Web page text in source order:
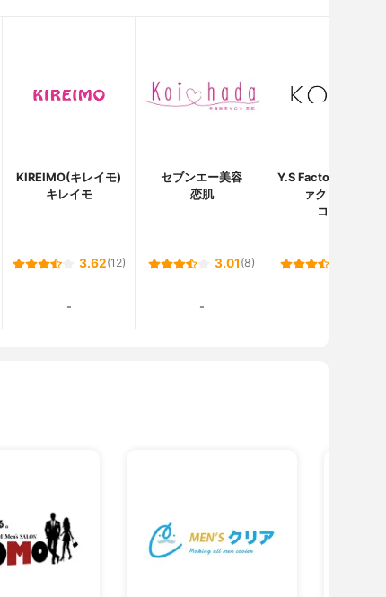
KIREIMO(キレイモ)
キレイモ
セブンエー美容
恋肌
Y.S Factory(ワイズフ
ァクトリー)
コイト
3.62(12) 3.01 (8)
- -